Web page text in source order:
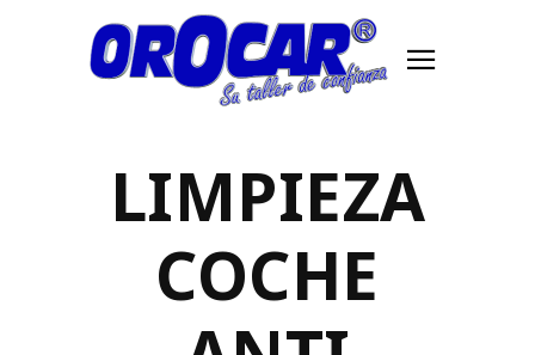
LIMPIEZA
COCHE